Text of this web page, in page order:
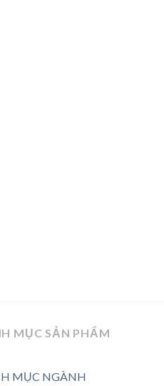
MỤC SẢN PHẨM
MỤC NGÀNH